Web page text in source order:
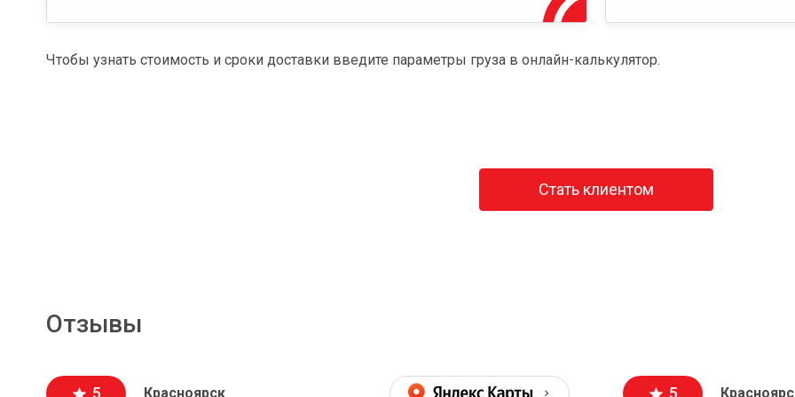
Чтобы узнать стоимость и сроки доставки введите параметры груза в онлайн-калькулятор.
Стать клиентом
Отзывы
5 Красноярск 5